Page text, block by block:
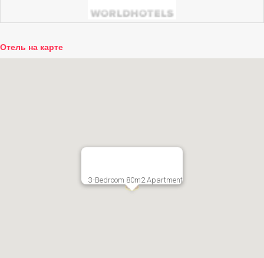
Отель на карте
3-Bedroom 80m2 Apartment